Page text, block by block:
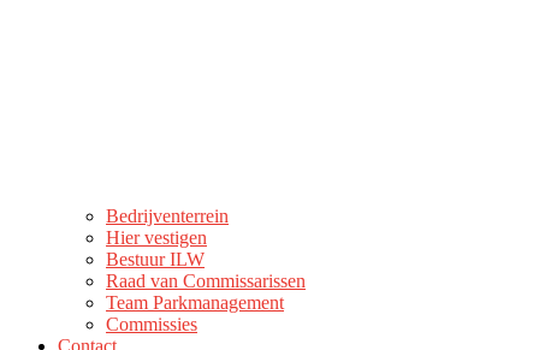
Bedrijventerrein
Hier vestigen
Bestuur ILW
Raad van Commissarissen
Team Parkmanagement
Commissies